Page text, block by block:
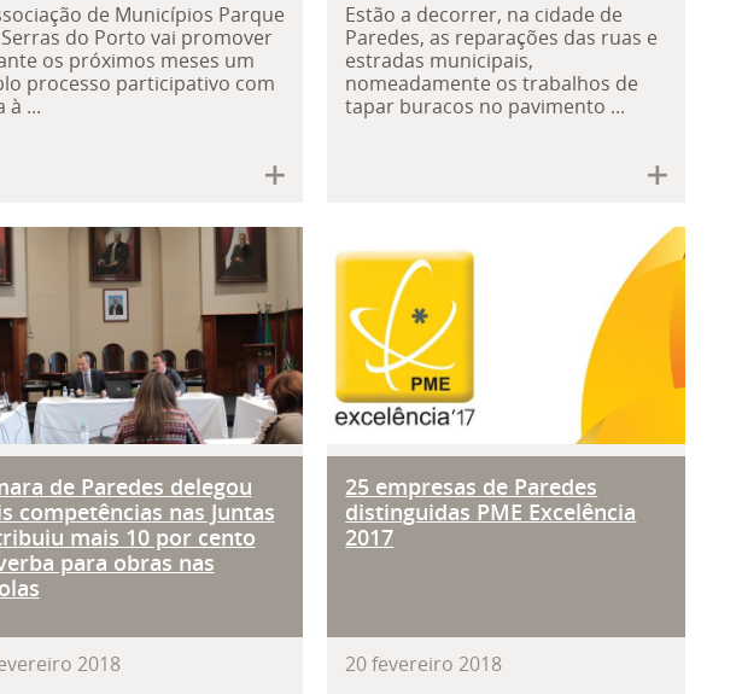
de Municípios Parque
do Porto vai promover
os próximos meses um
processo participativo com
à ...
Estão a decorrer, na cidade de
Paredes, as reparações das ruas e
estradas municipais,
nomeadamente os trabalhos de
tapar buracos no pavimento ...
a Câmara de Paredes para conhecer
de Paredes delegou mais competências
de Paredes delegou
competências nas Juntas
mais 10 por cento
para obras nas
2018
25 empresas de Paredes
25 empresas de Paredes
distinguidas PME Excelência
2017
20fevereiro 2018